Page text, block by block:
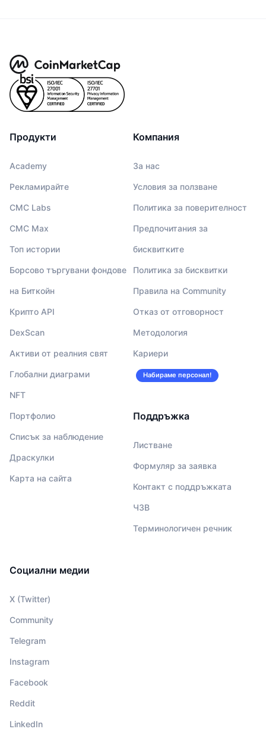
Продукти
Academy
Рекламирайте
CMC Labs
CMC Max
Топ истории
Борсово търгувани фондове
на Биткойн
Крипто API
DexScan
Активи от реалния свят
Глобални диаграми
NFT
Портфолио
Списък за наблюдение
Драскулки
Карта на сайта
Компания
За нас
Условия за ползване
Политика за поверителност
Предпочитания за
бисквитките
Политика за бисквитки
Правила на Community
Отказ от отговорност
Методология
Кариери
Набираме персонал!
Поддръжка
Листване
Формуляр за заявка
Контакт с поддръжката
ЧЗВ
Терминологичен речник
Социални медии
X (Twitter)
Community
Telegram
Instagram
Facebook
Reddit
LinkedIn